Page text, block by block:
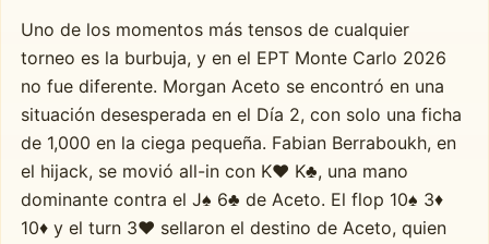
Uno de los momentos más tensos de cualquier
torneo es la burbuja, y en el EPT Monte Carlo 2026
no fue diferente. Morgan Aceto se encontró en una
situación desesperada en el Día 2, con solo una ficha
de 1,000 en la ciega pequeña. Fabian Berraboukh, en
el hijack, se movió all-in con K♥ K♣, una mano
dominante contra el J♠ 6♣ de Aceto. El flop 10♠ 3♦
10♦ y el turn 3♥ sellaron el destino de Aceto, quien